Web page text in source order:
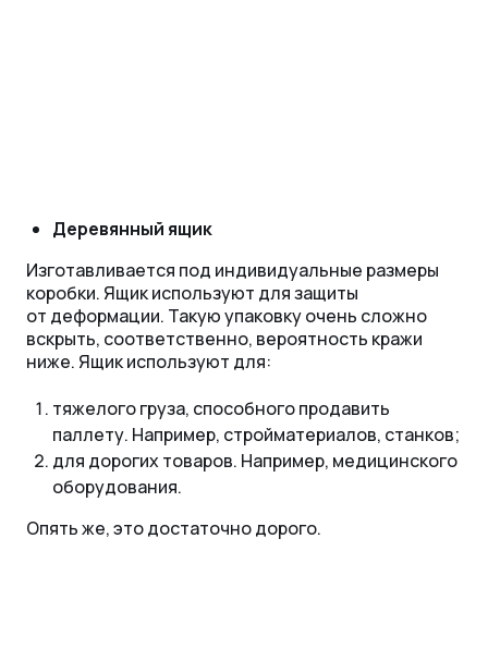
Деревянный ящик
Изготавливается под индивидуальные размеры
коробки. Ящик используют для защиты
от деформации. Такую упаковку очень сложно
вскрыть, соответственно, вероятность кражи
ниже. Ящик используют для:
тяжелого груза, способного продавить
паллету. Например, стройматериалов, станков;
для дорогих товаров. Например, медицинского
оборудования.
Опять же, это достаточно дорого.